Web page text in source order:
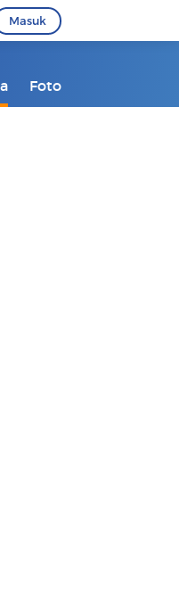
Masuk
Foto